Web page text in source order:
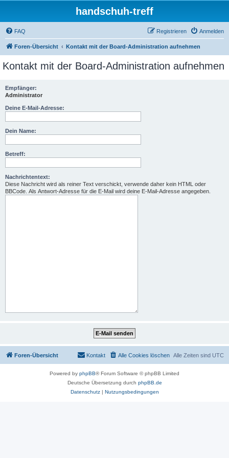
handschuh-treff
FAQ Anmelden
Registrieren
Foren-Übersicht Kontakt mit der Board-Administration aufnehmen
Kontakt mit der Board-Administration aufnehmen
Empfänger:
Administrator
Deine E-Mail-Adresse:
Dein Name:
Betreff:
Nachrichtentext:
Diese Nachricht wird als reiner Text verschickt, verwende daher kein HTML oder
BBCode. Als Antwort-Adresse für die E-Mail wird deine E-Mail-Adresse angegeben.
Foren-Übersicht Alle Zeiten sind UTC
Alle Cookies löschen
Kontakt
Powered by phpBB® Forum Software © phpBB Limited
Deutsche Übersetzung durch phpBB.de
Datenschutz| Nutzungsbedingungen